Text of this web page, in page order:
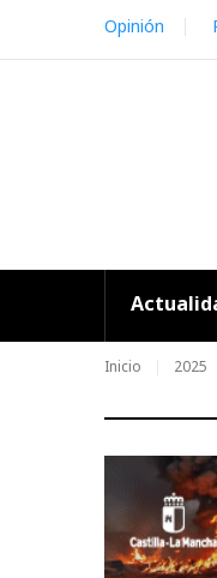
content
Opinión
Inicio 2025